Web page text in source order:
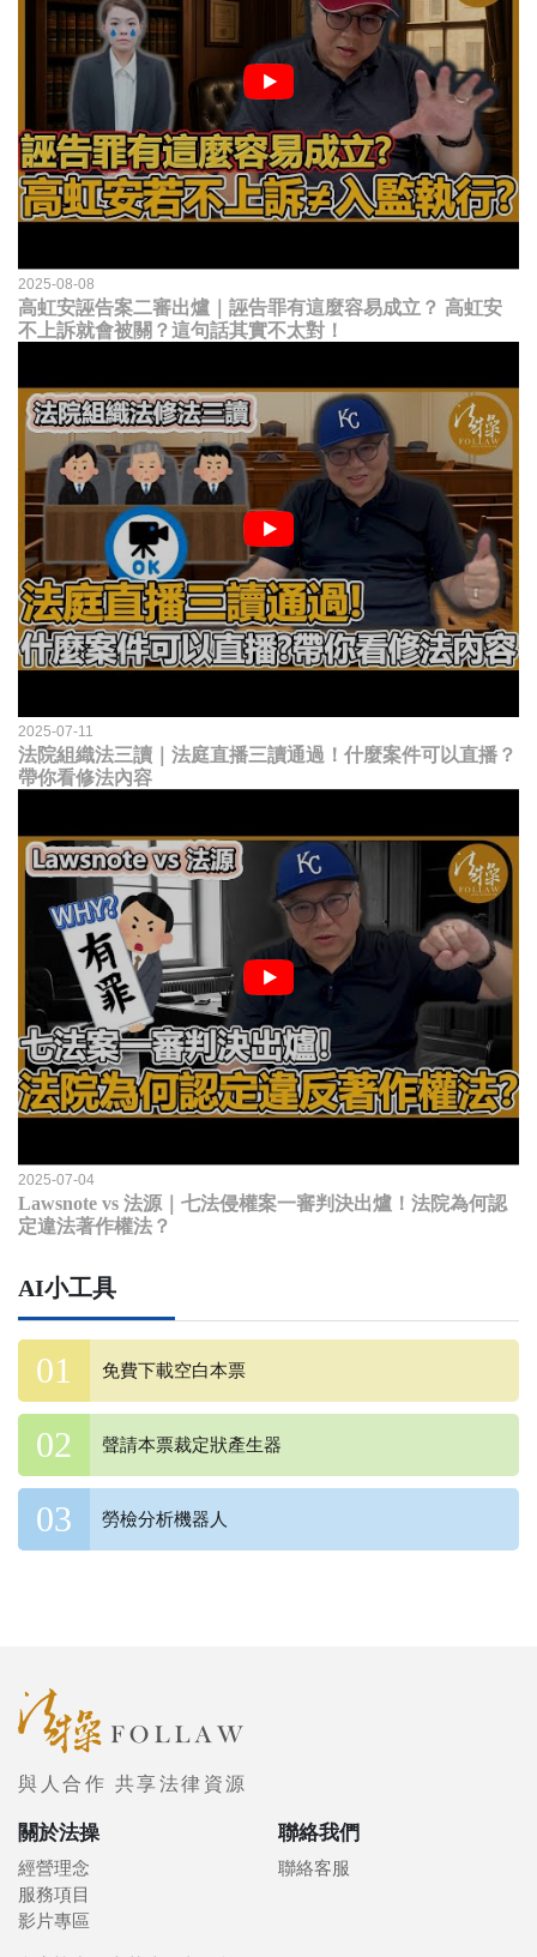
2025-08-08
高虹安誣告案二審出爐｜誣告罪有這麼容易成立？ 高虹安
不上訴就會被關？這句話其實不太對！
2025-07-11
法院組織法三讀｜法庭直播三讀通過！什麼案件可以直播？
帶你看修法內容
2025-07-04
Lawsnote vs 法源｜七法侵權案一審判決出爐！法院為何認
定違法著作權法？
AI小工具
免費下載空白本票
聲請本票裁定狀產生器
勞檢分析機器人
與人合作 共享法律資源
關於法操
經營理念
服務項目
影片專區
聯絡我們
聯絡客服